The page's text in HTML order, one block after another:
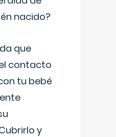
nacido?
que
contacto
tu bebé
y